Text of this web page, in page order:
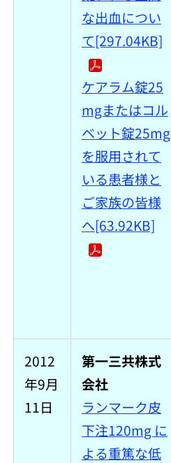
な出血につい
て[297.04KB]
ケアラム錠25
mgまたはコル
ベット錠25mg
を服用されて
いる患者様と
ご家族の皆様
へ[63.92KB]
2012
年9月
11日
第一三共株式
会社
ランマーク皮
下注120mg に
よる重篤な低